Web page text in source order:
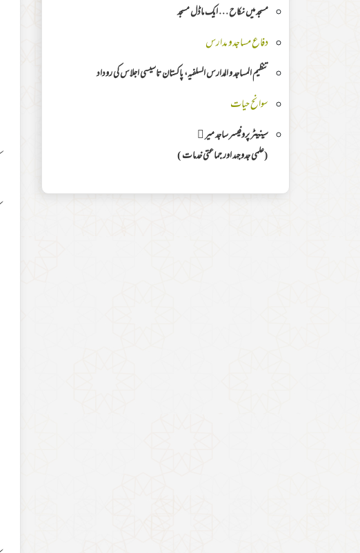
مسجد میں نکاح … ایک ماڈل مسجد
دفاع مساجدو مدارس
تنظیم المساجد و المدارس السلفیہ، پاکستان تاسیسی اجلاس کی روداد
سوانح حیات
سینیٹر پروفیسر ساجد میر ﷬
(علمی جدوجہد اور جماعتی خدمات )